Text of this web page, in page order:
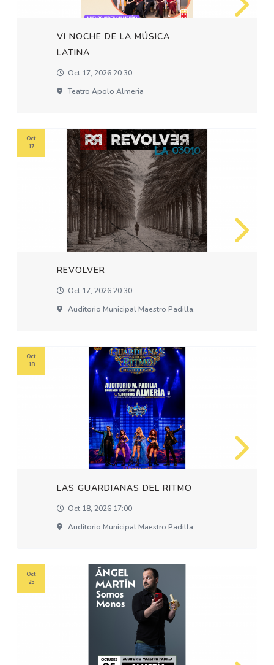
VI NOCHE DE LA MÚSICA
LATINA
Oct 17, 2026 20:30
Teatro Apolo Almeria
REVOLVER
Oct 17, 2026 20:30
Auditorio Municipal Maestro Padilla.
Oct
17
LAS GUARDIANAS DEL RITMO
Oct 18, 2026 17:00
Auditorio Municipal Maestro Padilla.
Oct
18
Oct
25